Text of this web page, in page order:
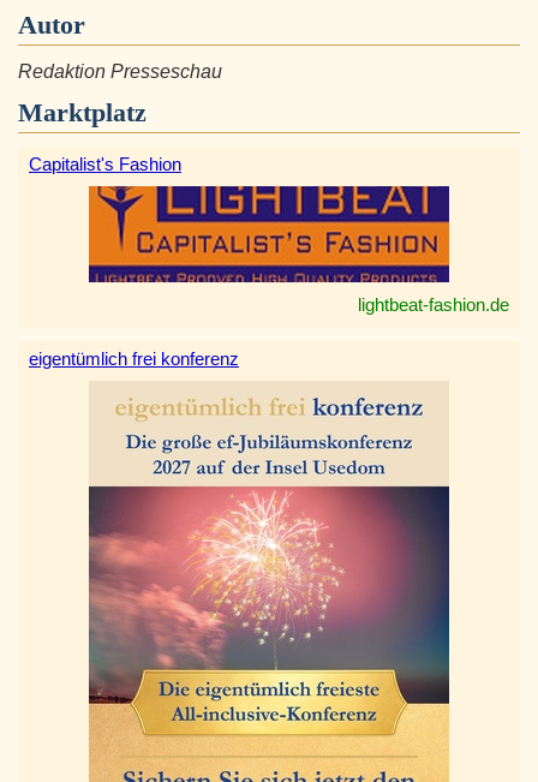
Autor
Redaktion Presseschau
Marktplatz
Capitalist's Fashion
lightbeat-fashion.de
eigentümlich frei konferenz